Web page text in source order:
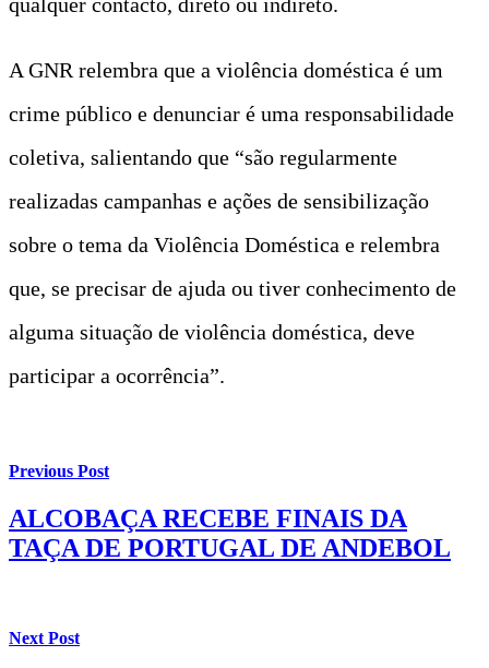
A GNR relembra que a violência doméstica é um
crime público e denunciar é uma responsabilidade
coletiva, salientando que “são regularmente
realizadas campanhas e ações de sensibilização
sobre o tema da Violência Doméstica e relembra
que, se precisar de ajuda ou tiver conhecimento de
alguma situação de violência doméstica, deve
participar a ocorrência”.
Previous Post
ALCOBAÇA RECEBE FINAIS DA
TAÇA DE PORTUGAL DE ANDEBOL
Next Post